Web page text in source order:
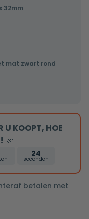
32mm
mat zwart rond
U KOOPT, HOE
🎉
23
seconden
betalen met